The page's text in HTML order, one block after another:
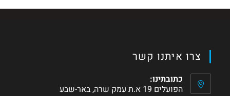
צרו איתנו קשר
כתובתינו:
הפועלים 19 א.ת עמק שרה, באר-שבע